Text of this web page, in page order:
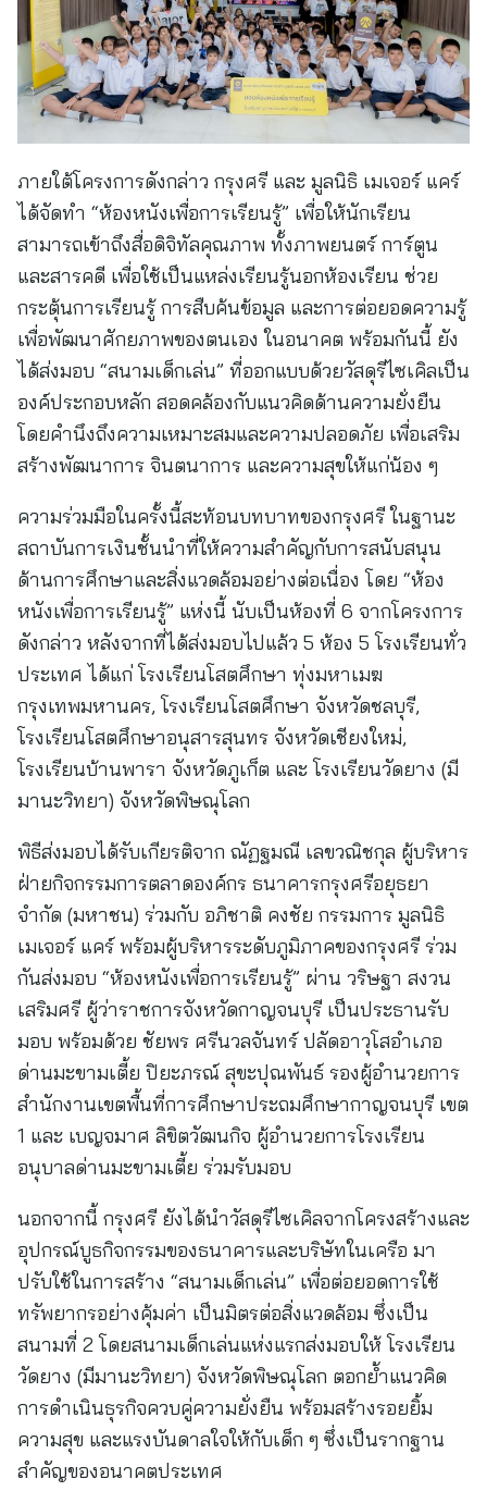
ภายใต้โครงการดังกล่าว กรุงศรี และ มูลนิธิ เมเจอร์ แคร์
ได้จัดทำ “ห้องหนังเพื่อการเรียนรู้” เพื่อให้นักเรียน
สามารถเข้าถึงสื่อดิจิทัลคุณภาพ ทั้งภาพยนตร์ การ์ตูน
และสารคดี เพื่อใช้เป็นแหล่งเรียนรู้นอกห้องเรียน ช่วย
กระตุ้นการเรียนรู้ การสืบค้นข้อมูล และการต่อยอดความรู้
เพื่อพัฒนาศักยภาพของตนเอง ในอนาคต พร้อมกันนี้ ยัง
ได้ส่งมอบ “สนามเด็กเล่น” ที่ออกแบบด้วยวัสดุรีไซเคิลเป็น
องค์ประกอบหลัก สอดคล้องกับแนวคิดด้านความยั่งยืน
โดยคำนึงถึงความเหมาะสมและความปลอดภัย เพื่อเสริม
สร้างพัฒนาการ จินตนาการ และความสุขให้แก่น้อง ๆ
ความร่วมมือในครั้งนี้สะท้อนบทบาทของกรุงศรี ในฐานะ
สถาบันการเงินชั้นนำที่ให้ความสำคัญกับการสนับสนุน
ด้านการศึกษาและสิ่งแวดล้อมอย่างต่อเนื่อง โดย “ห้อง
หนังเพื่อการเรียนรู้” แห่งนี้ นับเป็นห้องที่ 6 จากโครงการ
ดังกล่าว หลังจากที่ได้ส่งมอบไปแล้ว 5 ห้อง 5 โรงเรียนทั่ว
ประเทศ ได้แก่ โรงเรียนโสตศึกษา ทุ่งมหาเมฆ
กรุงเทพมหานคร, โรงเรียนโสตศึกษา จังหวัดชลบุรี,
โรงเรียนโสตศึกษาอนุสารสุนทร จังหวัดเชียงใหม่,
โรงเรียนบ้านพารา จังหวัดภูเก็ต และ โรงเรียนวัดยาง (มี
มานะวิทยา) จังหวัดพิษณุโลก
พิธีส่งมอบได้รับเกียรติจาก ณัฏฐมณี เลขวณิชกุล ผู้บริหาร
ฝ่ายกิจกรรมการตลาดองค์กร ธนาคารกรุงศรีอยุธยา
จำกัด (มหาชน) ร่วมกับ อภิชาติ คงชัย กรรมการ มูลนิธิ
เมเจอร์ แคร์ พร้อมผู้บริหารระดับภูมิภาคของกรุงศรี ร่วม
กันส่งมอบ “ห้องหนังเพื่อการเรียนรู้” ผ่าน วริษฐา สงวน
เสริมศรี ผู้ว่าราชการจังหวัดกาญจนบุรี เป็นประธานรับ
มอบ พร้อมด้วย ชัยพร ศรีนวลจันทร์ ปลัดอาวุโสอำเภอ
ด่านมะขามเตี้ย ปิยะภรณ์ สุขะปุณพันธ์ รองผู้อำนวยการ
สำนักงานเขตพื้นที่การศึกษาประถมศึกษากาญจนบุรี เขต
1 และ เบญจมาศ ลิขิตวัฒนกิจ ผู้อำนวยการโรงเรียน
อนุบาลด่านมะขามเตี้ย ร่วมรับมอบ
นอกจากนี้ กรุงศรี ยังได้นำวัสดุรีไซเคิลจากโครงสร้างและ
อุปกรณ์บูธกิจกรรมของธนาคารและบริษัทในเครือ มา
ปรับใช้ในการสร้าง “สนามเด็กเล่น” เพื่อต่อยอดการใช้
ทรัพยากรอย่างคุ้มค่า เป็นมิตรต่อสิ่งแวดล้อม ซึ่งเป็น
สนามที่ 2 โดยสนามเด็กเล่นแห่งแรกส่งมอบให้ โรงเรียน
วัดยาง (มีมานะวิทยา) จังหวัดพิษณุโลก ตอกย้ำแนวคิด
การดำเนินธุรกิจควบคู่ความยั่งยืน พร้อมสร้างรอยยิ้ม
ความสุข และแรงบันดาลใจให้กับเด็ก ๆ ซึ่งเป็นรากฐาน
สำคัญของอนาคตประเทศ